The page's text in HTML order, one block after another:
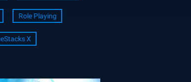
Role Playing
X